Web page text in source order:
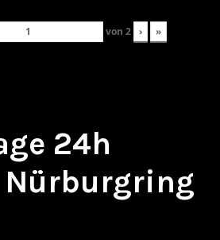
von 2 › »
24h
Nürburgring